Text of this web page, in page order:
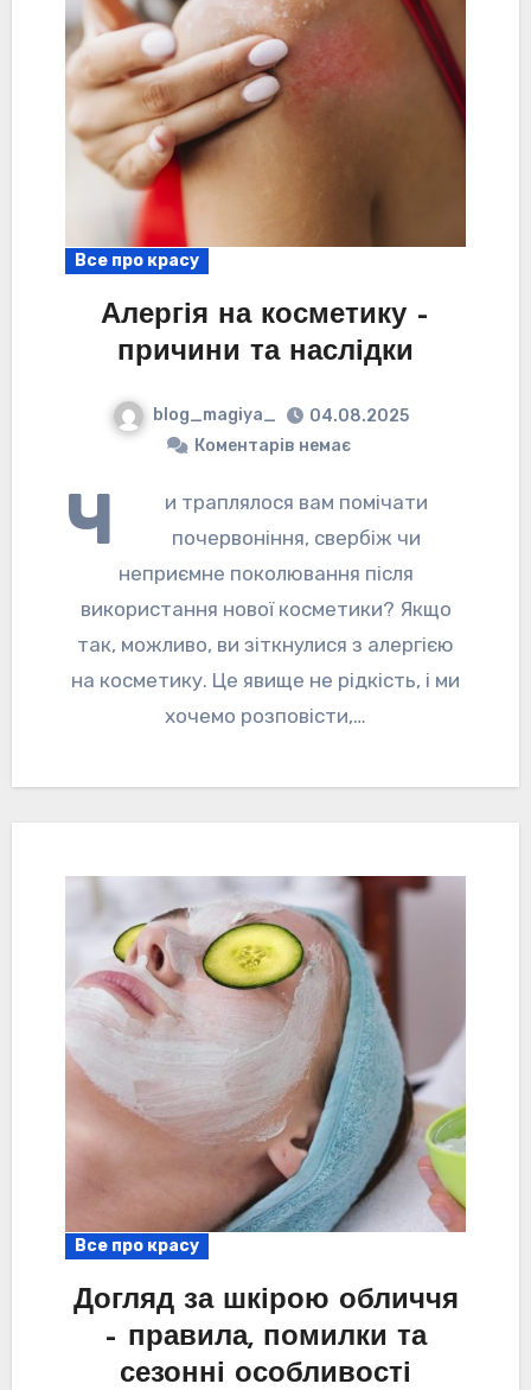
Все про красу
Алергія на косметику –
причини та наслідки
blog_magiya_
04.08.2025
Коментарів немає
Ч
и траплялося вам помічати
почервоніння, свербіж чи
неприємне поколювання після
використання нової косметики? Якщо
так, можливо, ви зіткнулися з алергією
на косметику. Це явище не рідкість, і ми
хочемо розповісти,…
Все про красу
Догляд за шкірою обличчя
– правила, помилки та
сезонні особливості